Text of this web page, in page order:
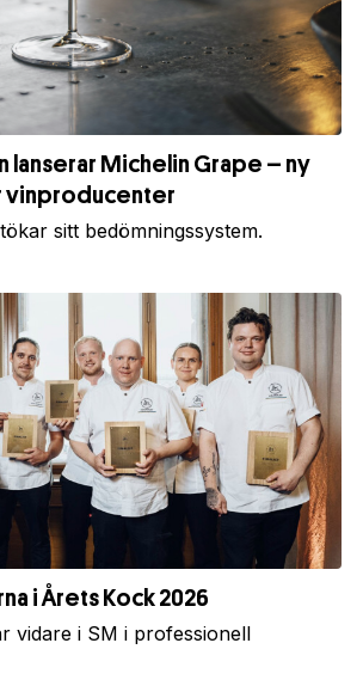
lanserar Michelin Grape – ny
vinproducenter
sitt bedömningssystem.
i Årets Kock 2026
vidare i SM i professionell